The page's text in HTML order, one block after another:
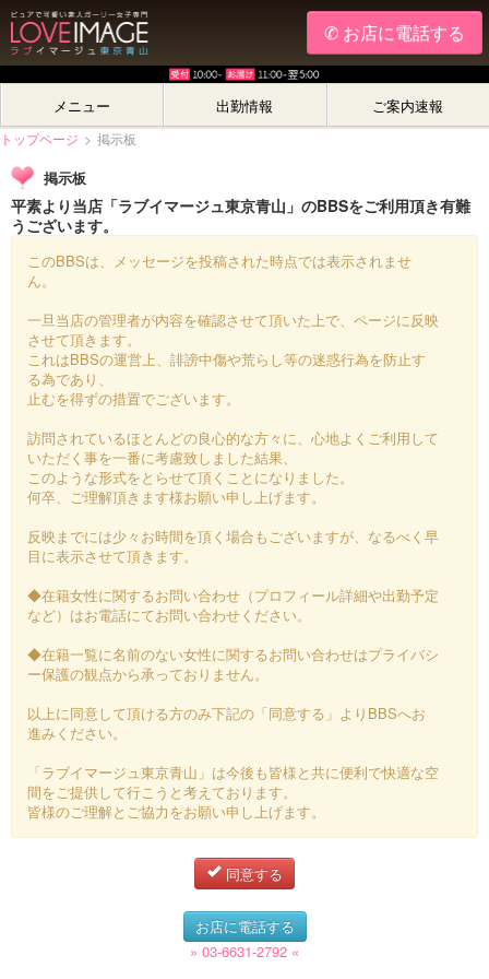
✆ お店に電話する
メニュー 出勤情報 ご案内速報
トップページ > 掲示板
掲示板
平素より当店「ラブイマージュ東京青山」のBBSをご利用頂き有難
うございます。
このBBSは、メッセージを投稿された時点では表示されませ
ん。
一旦当店の管理者が内容を確認させて頂いた上で、ページに反映
させて頂きます。
これはBBSの運営上、誹謗中傷や荒らし等の迷惑行為を防止す
る為であり、
止むを得ずの措置でございます。
訪問されているほとんどの良心的な方々に、心地よくご利用して
いただく事を一番に考慮致しました結果、
このような形式をとらせて頂くことになりました。
何卒、ご理解頂きます様お願い申し上げます。
反映までには少々お時間を頂く場合もございますが、なるべく早
目に表示させて頂きます。
◆在籍女性に関するお問い合わせ（プロフィール詳細や出勤予定
など）はお電話にてお問い合わせください。
◆在籍一覧に名前のない女性に関するお問い合わせはプライバシ
ー保護の観点から承っておりません。
以上に同意して頂ける方のみ下記の「同意する」よりBBSへお
進みください。
「ラブイマージュ東京青山」は今後も皆様と共に便利で快適な空
間をご提供して行こうと考えております。
皆様のご理解とご協力をお願い申し上げます。
同意する
お店に電話する
» 03-6631-2792 «